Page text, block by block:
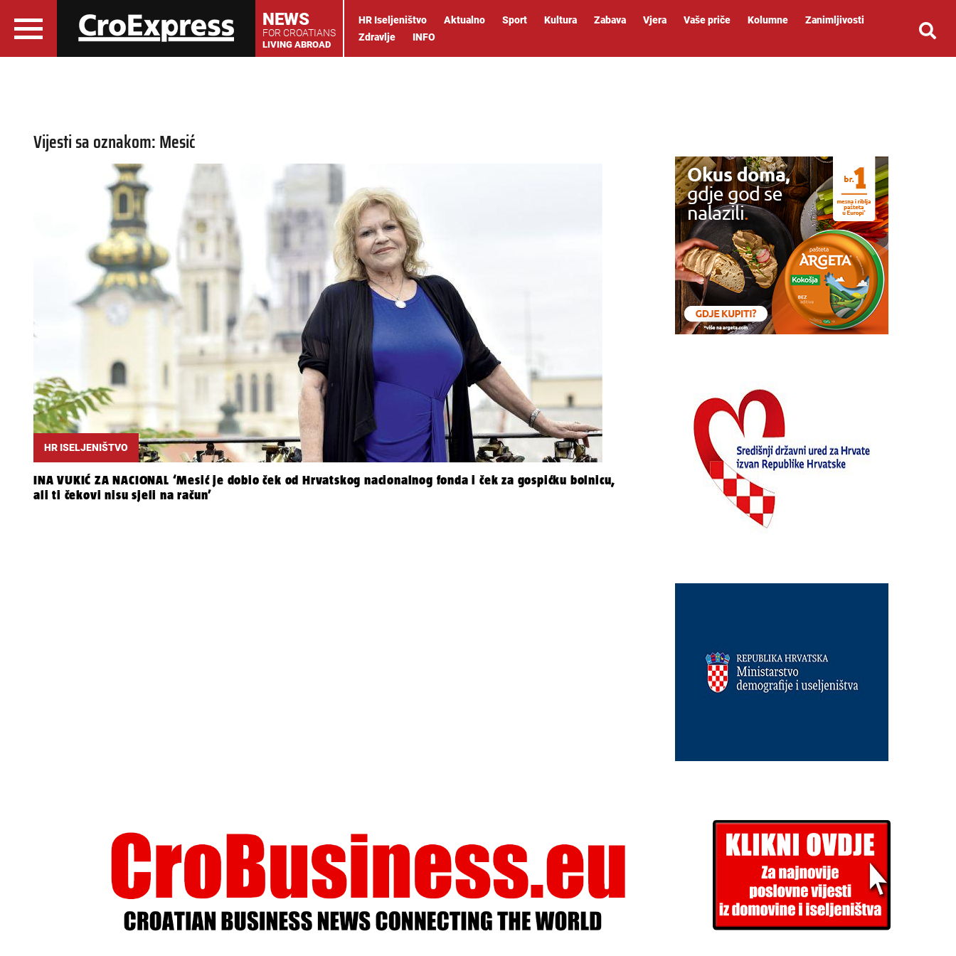
NEWS
FOR CROATIANS
LIVING ABROAD
HR Iseljeništvo Aktualno Sport Kultura Zabava Vjera Vaše priče Kolumne
Zanimljivosti
Zdravlje
INFO
Vijesti sa oznakom: Mesić
HR ISELJENIŠTVO
INA VUKIĆ ZA NACIONAL ‘Mesić je dobio ček od Hrvatskog nacionalnog fonda i ček za gospićku bolnicu,
ali ti čekovi nisu sjeli na račun’